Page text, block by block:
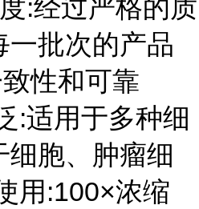
:经过严格的质
一批次的产品
性和可靠
:适用于多种细
细胞、肿瘤细
用:100×浓缩